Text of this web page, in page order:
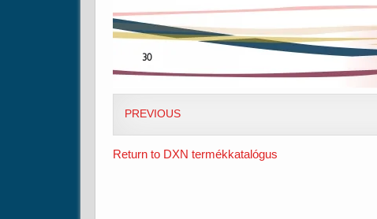
PREVIOUS
Return to DXN termékkatalógus